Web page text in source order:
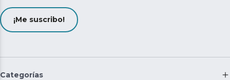
¡Me suscribo!
Categorías